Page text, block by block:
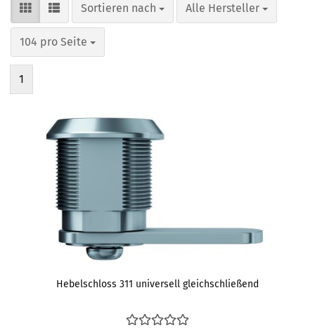
Sortieren nach
Sortieren nach Alle Hersteller
pro Seite
104 pro Seite
pro Seite
1
Hebelschloss 311 universell gleichschließend